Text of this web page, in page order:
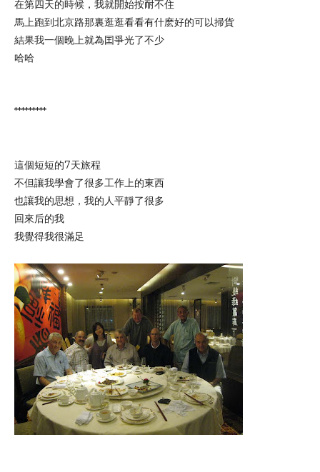
在第四天的時候，我就開始按耐不住
馬上跑到北京路那裏逛逛看看有什麽好的可以掃貨
結果我一個晚上就為囯爭光了不少
哈哈
*********
這個短短的7天旅程
不但讓我學會了很多工作上的東西
也讓我的思想，我的人平靜了很多
回來后的我
我覺得我很滿足